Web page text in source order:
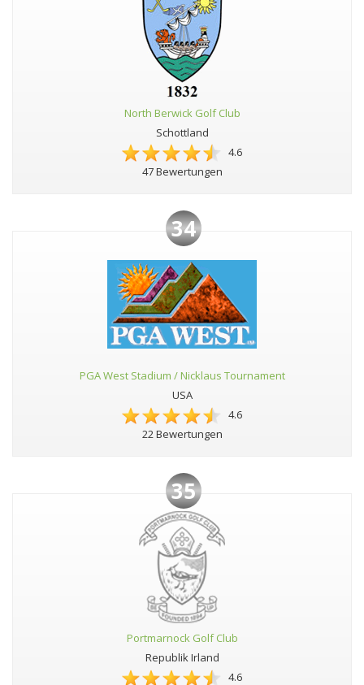
North Berwick Golf Club
Schottland
4.6
47 Bewertungen
34
PGA West Stadium / Nicklaus Tournament
USA
4.6
22 Bewertungen
35
Portmarnock Golf Club
Republik Irland
4.6